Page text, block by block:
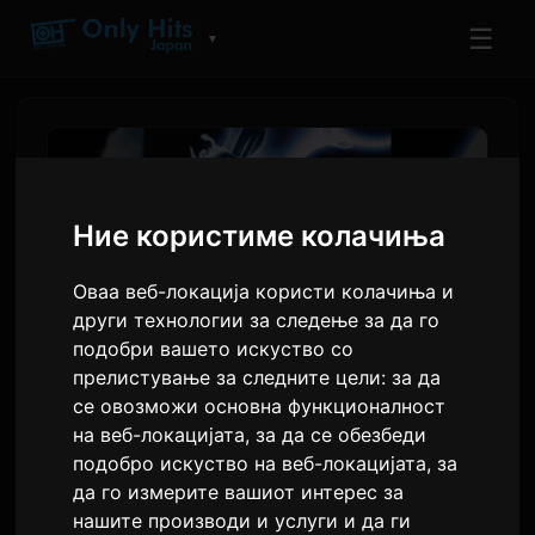
Ние користиме колачиња
Оваа веб-локација користи колачиња и
други технологии за следење за да го
подобри вашето искуство со
прелистување за следните цели:за да
се овозможи основна функционалност
на веб-локацијата,за да се обезбеди
подобро искуство на веб-локацијата,за
да го измерите вашиот интерес за
нашите производи и услуги и да ги
▼ ☰
ПРОЕКТОТ BEYOND
BORDERs дебитираше на
Anime Expo, со учество на